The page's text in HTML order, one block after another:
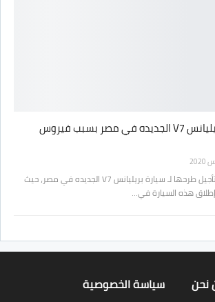
تأجيل طرح سيارة بريليانس V7 الجديده في مصر بسبب فيروس
شركة بريليانس قامت بتأجيل طرحها لـ سيارة بريليانس V7 الجديده في مصر، حيث
هذه السيارة في…
نحن سياسة الخصوصية